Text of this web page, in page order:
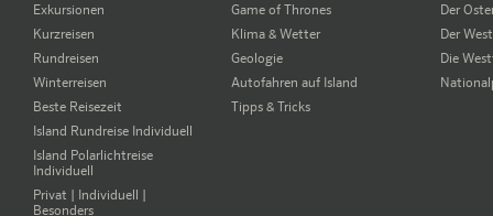
Exkursionen
Kurzreisen
Rundreisen
Winterreisen
Beste Reisezeit
Island Rundreise Individuell
Island Polarlichtreise
Individuell
Privat | Individuell |
Besonders
Game of Thrones
Klima & Wetter
Geologie
Autofahren auf Island
Tipps & Tricks
Der
Der
Die